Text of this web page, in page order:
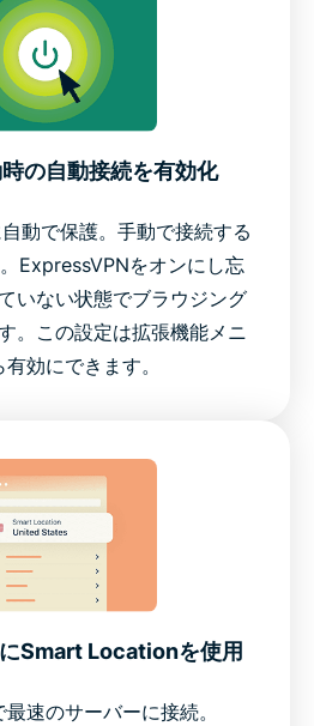
の自動接続を有効化
動で保護。手動で接続する
ExpressVPNをオンにし忘
いない状態でブラウジング
。この設定は拡張機能メニ
効にできます。
Smart Locationを使用
速のサーバーに接続。